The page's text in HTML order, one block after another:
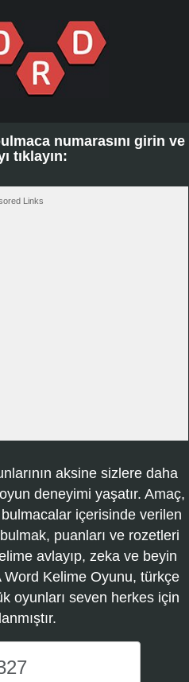
numarasını girin ve
tıklayın:
Links
aksine sizlere daha
deneyimi yaşatır. Amaç,
içerisinde verilen
puanları ve rozetleri
avlayıp, zeka ve beyin
Kelime Oyunu, türkçe
oyunları seven herkes için
Word